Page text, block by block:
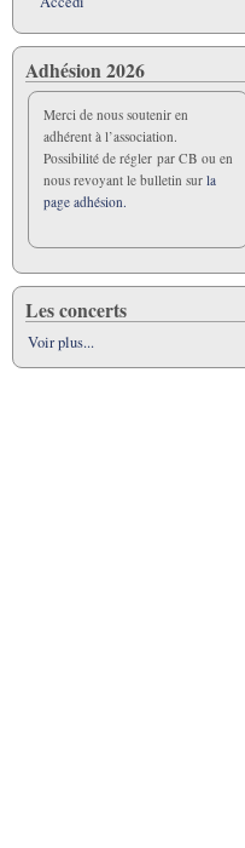
Adhésion 2026
Merci de nous soutenir en
adhérent à l’association.
Possibilité de régler par CB ou en
nous revoyant le bulletin sur la
page adhésion.
Les concerts
Voir plus...